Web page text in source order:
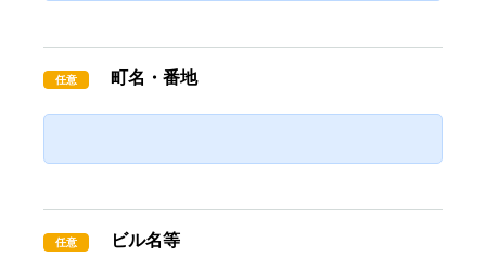
任意 町名・番地
任意 ビル名等